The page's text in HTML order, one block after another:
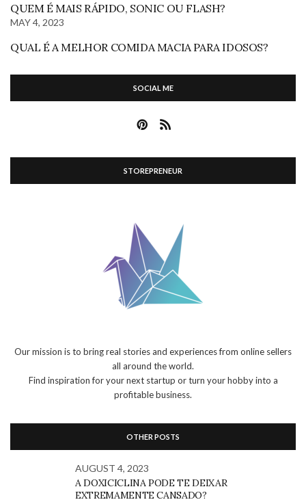
QUEM É MAIS RÁPIDO, SONIC OU FLASH?
MAY 4, 2023
QUAL É A MELHOR COMIDA MACIA PARA IDOSOS?
SOCIAL ME
STOREPRENEUR
Our mission is to bring real stories and experiences from online sellers
all around the world.
Find inspiration for your next startup or turn your hobby into a
profitable business.
OTHER POSTS
AUGUST 4, 2023
A DOXICICLINA PODE TE DEIXAR
EXTREMAMENTE CANSADO?